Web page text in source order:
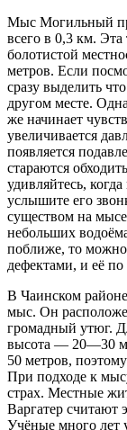
Мыс Могильный
всего в 0,3 км. Эта
болотистой
метров. Если
сразу выделить
другом месте.
же начинает
увеличивается
появляется
стараются
удивляйтесь,
услышите его
существом на мысе
небольших
поближе, то
дефектами, и её
В Чаинском
мыс. Он
громадный утюг.
высота — 20—30
50 метров,
При подходе к
страх. Местные
Варгатер считают
Учёные много лет